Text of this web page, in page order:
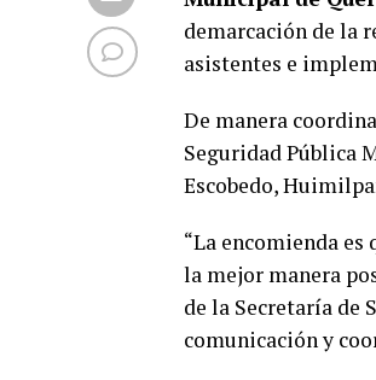
demarcación de la
asistentes e
De manera
Seguridad Pública
Escobedo,
“La encomienda
la mejor manera
de la Secretaría de
comunicación y